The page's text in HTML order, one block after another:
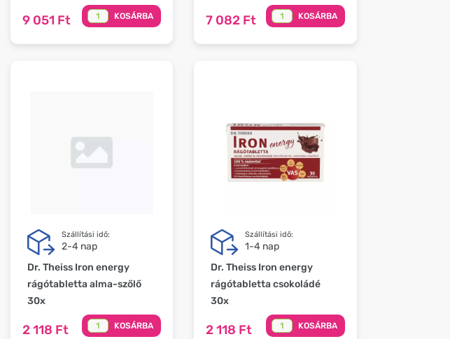
9 051 Ft KOSÁRBA 7 082 Ft KOSÁRBA
Szállítási idő:
2-4 nap
Dr. Theiss Iron energy
rágótabletta alma-szőlő
30x
2 118 Ft KOSÁRBA
Szállítási idő:
1-4 nap
Dr. Theiss Iron energy
rágótabletta csokoládé
30x
2 118 Ft KOSÁRBA